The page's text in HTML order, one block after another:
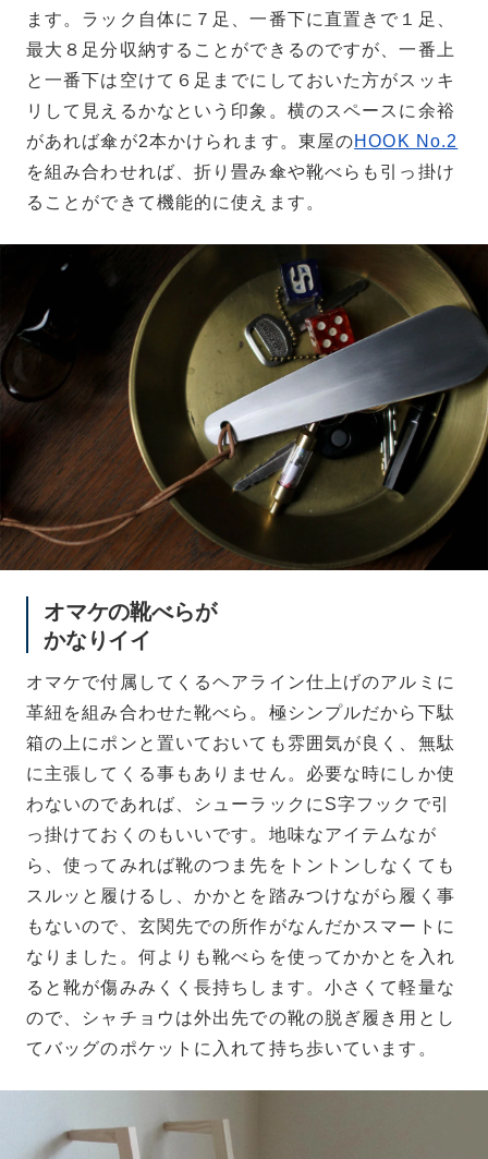
ます。ラック自体に７足、一番下に直置きで１足、
最大８足分収納することができるのですが、一番上
と一番下は空けて６足までにしておいた方がスッキ
リして見えるかなという印象。横のスペースに余裕
があれば傘が2本かけられます。東屋のHOOK No.2
を組み合わせれば、折り畳み傘や靴べらも引っ掛け
ることができて機能的に使えます。
オマケの靴べらが
かなりイイ
オマケで付属してくるヘアライン仕上げのアルミに
革紐を組み合わせた靴べら。極シンプルだから下駄
箱の上にポンと置いておいても雰囲気が良く、無駄
に主張してくる事もありません。必要な時にしか使
わないのであれば、シューラックにS字フックで引
っ掛けておくのもいいです。地味なアイテムなが
ら、使ってみれば靴のつま先をトントンしなくても
スルッと履けるし、かかとを踏みつけながら履く事
もないので、玄関先での所作がなんだかスマートに
なりました。何よりも靴べらを使ってかかとを入れ
ると靴が傷みみくく長持ちします。小さくて軽量な
ので、シャチョウは外出先での靴の脱ぎ履き用とし
てバッグのポケットに入れて持ち歩いています。